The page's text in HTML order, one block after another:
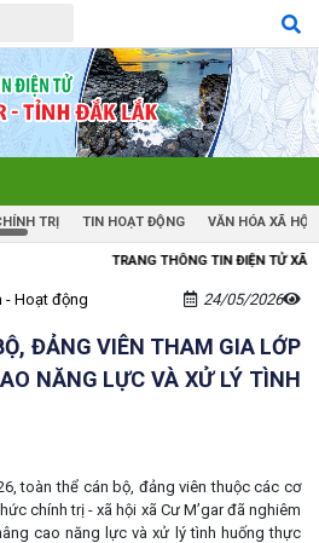
Tiếng Việt Tiếng Anh
TRỊ TIN HOẠT ĐỘNG VĂN HÓA XÃ HỘI
THÔNG TIN ĐIỆN TỬ XÃ CƯM'GAR, TỈNH ĐẮK
- Hoạt động 24/05/2026
ĐẢNG VIÊN THAM GIA LỚP
NĂNG LỰC VÀ XỬ LÝ TÌNH
toàn thể cán bộ, đảng viên thuộc các cơ
chính trị - xã hội xã Cư M’gar đã nghiêm
cao năng lực và xử lý tình huống thực